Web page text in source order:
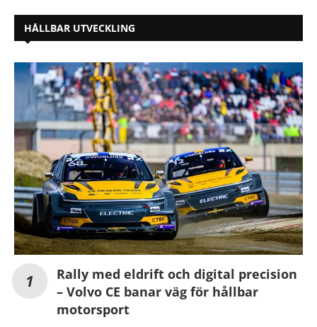
HÅLLBAR UTVECKLING
Rally med eldrift och digital precision
– Volvo CE banar väg för hållbar
motorsport